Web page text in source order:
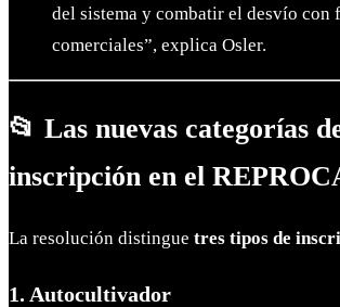
del sistema y combatir el desvío con
comerciales”, explica Osler.
📂 Las nuevas categorías
inscripción en el
La resolución distingue tres tipos de
1. Autocultivador